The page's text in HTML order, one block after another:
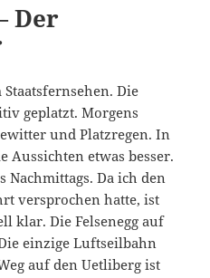
Der
Staatsfernsehen. Die
geplatzt. Morgens
und Platzregen. In
Aussichten etwas besser.
Nachmittags. Da ich den
versprochen hatte, ist
klar. Die Felsenegg auf
einzige Luftseilbahn
auf den Uetliberg ist